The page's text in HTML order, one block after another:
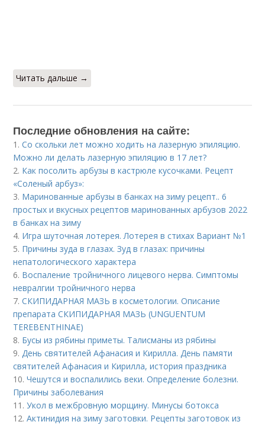
Читать дальше →
Последние обновления на сайте:
1.Со скольки лет можно ходить на лазерную эпиляцию.
Можно ли делать лазерную эпиляцию в 17 лет?
2. Как посолить арбузы в кастрюле кусочками. Рецепт
«Соленый арбуз»:
3. Маринованные арбузы в банках на зиму рецепт.. 6
простых и вкусных рецептов маринованных арбузов 2022
в банках на зиму
4. Игра шуточная лотерея. Лотерея в стихах Вариант №1
5. Причины зуда в глазах. Зуд в глазах: причины
непатологического характера
6. Воспаление тройничного лицевого нерва. Симптомы
невралгии тройничного нерва
7.СКИПИДАРНАЯ МАЗЬ в косметологии. Описание
препарата СКИПИДАРНАЯ МАЗЬ (UNGUENTUM
TEREBENTHINAE)
8. Бусы из рябины приметы. Талисманы из рябины
9.День святителей Афанасия и Кирилла. День памяти
святителей Афанасия и Кирилла, история праздника
10.Чешутся и воспалились веки. Определение болезни.
Причины заболевания
11.Укол в межбровную морщину. Минусы ботокса
12.Актинидия на зиму заготовки. Рецепты заготовок из